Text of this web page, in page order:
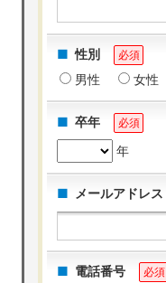
性別 必須
男性 女性
卒年 必須
年
メールアドレス
電話番号 必須